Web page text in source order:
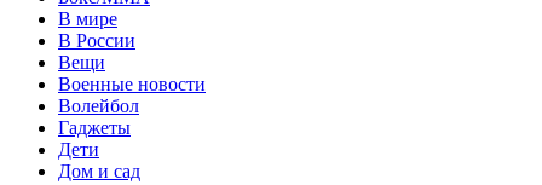
В мире
В России
Вещи
Военные новости
Волейбол
Гаджеты
Дети
Дом и сад